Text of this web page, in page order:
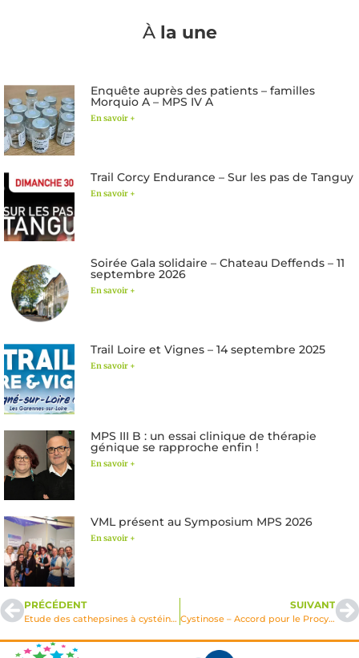
À la une
Enquête auprès des patients – familles
Morquio A – MPS IV A
En savoir +
Trail Corcy Endurance – Sur les pas de Tanguy
En savoir +
Soirée Gala solidaire – Chateau Deffends – 11
septembre 2026
En savoir +
Trail Loire et Vignes – 14 septembre 2025
En savoir +
MPS III B : un essai clinique de thérapie
génique se rapproche enfin !
En savoir +
VML présent au Symposium MPS 2026
En savoir +
PRÉCÉDENT
Etude des cathepsines à cystéine pulmonaire dans les MPS
SUIVANT
Cystinose – Accord pour le Procysbi